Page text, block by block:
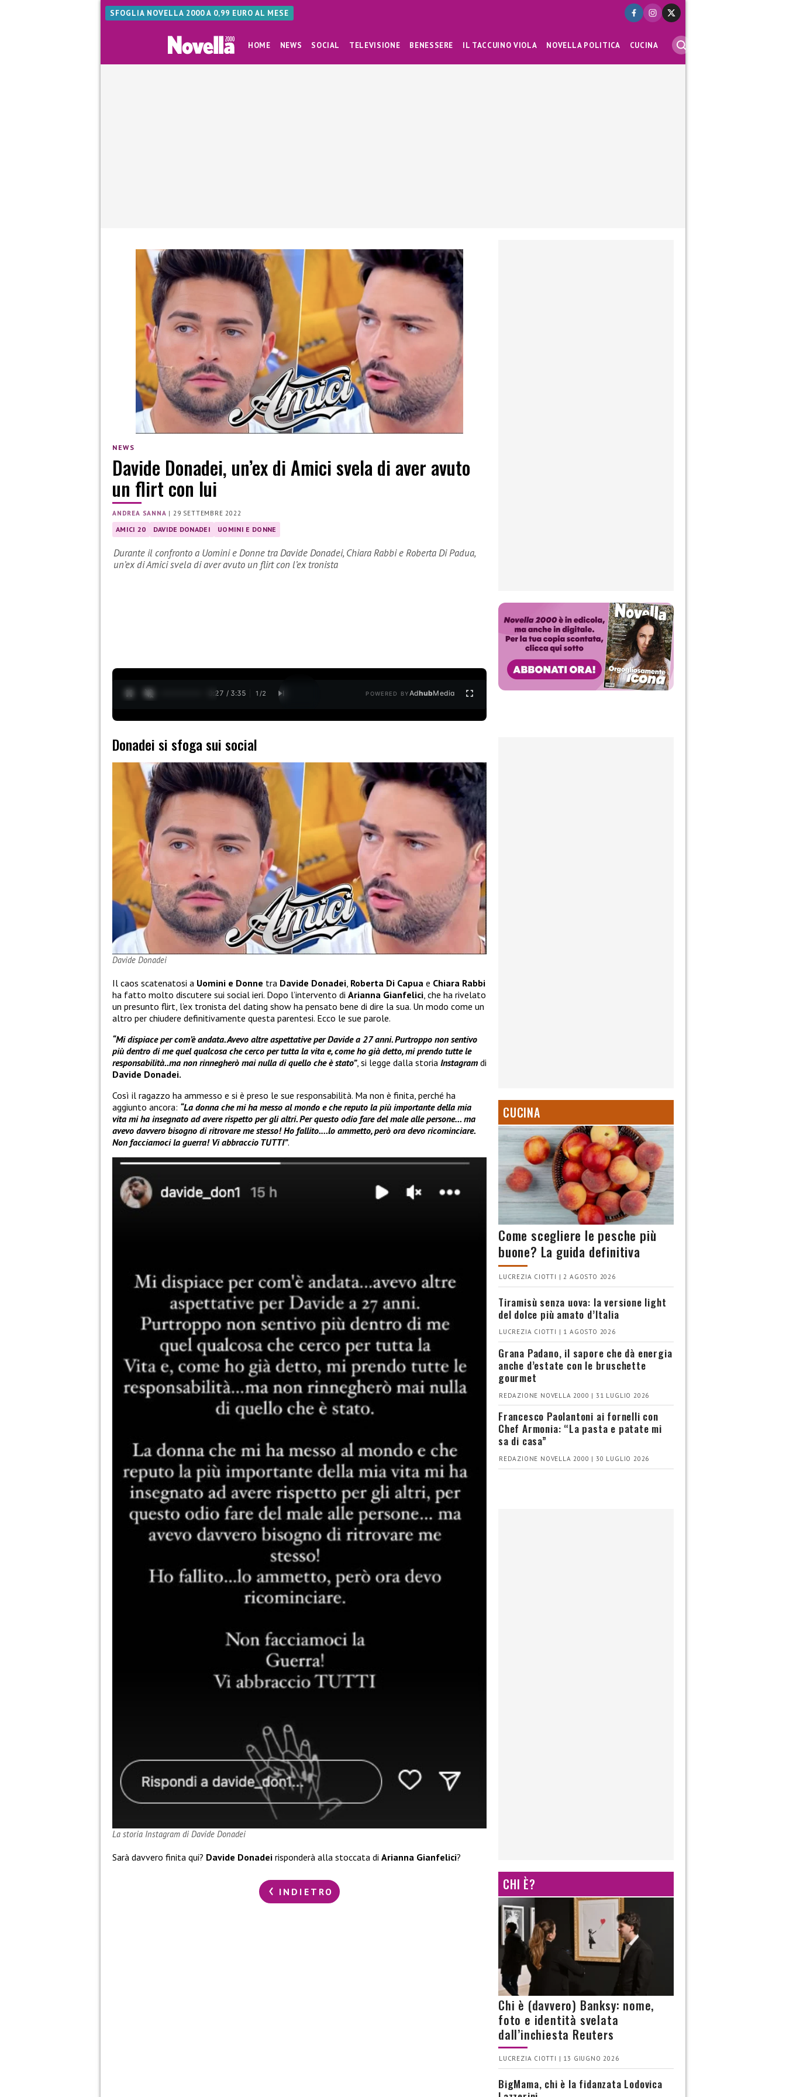
SFOGLIA NOVELLA 2000 A 0,99 EURO AL MESE
HOME NEWS SOCIAL TELEVISIONE BENESSERE IL TACCUINO VIOLA NOVELLA POLITICA CUCINA
NEWS
Davide Donadei, un’ex di Amici svela di aver avuto
un flirt con lui
ANDREA SANNA |29 SETTEMBRE 2022
AMICI 20 DAVIDE DONADEI UOMINI E DONNE
Durante il confronto a Uomini e Donne tra Davide Donadei, Chiara Rabbi e Roberta Di Padua,
un’ex di Amici svela di aver avuto un flirt con l’ex tronista
0:28 / 3:35 1 /2 POWERED BYAdhubMedia
Donadei si sfoga sui social
Davide Donadei
Il caos scatenatosi a Uomini e Donne tra Davide Donadei, Roberta Di Capua e Chiara Rabbi
ha fatto molto discutere sui social ieri. Dopo l’intervento di Arianna Gianfelici, che ha rivelato
un presunto flirt, l’ex tronista del dating show ha pensato bene di dire la sua. Un modo come un
altro per chiudere definitivamente questa parentesi. Ecco le sue parole.
“Mi dispiace per com’è andata. Avevo altre aspettative per Davide a 27 anni. Purtroppo non sentivo
più dentro di me quel qualcosa che cerco per tutta la vita e, come ho già detto, mi prendo tutte le
responsabilità..ma non rinnegherò mai nulla di quello che è stato”, si legge dalla storia Instagram di
Davide Donadei.
Così il ragazzo ha ammesso e si è preso le sue responsabilità. Ma non è finita, perché ha
aggiunto ancora: “La donna che mi ha messo al mondo e che reputo la più importante della mia
vita mi ha insegnato ad avere rispetto per gli altri. Per questo odio fare del male alle persone… ma
avevo davvero bisogno di ritrovare me stesso! Ho fallito.…lo ammetto, però ora devo ricominciare.
Non facciamoci la guerra! Vi abbraccio TUTTI”.
La storia Instagram di Davide Donadei
Sarà davvero finita qui? Davide Donadei risponderà alla stoccata di Arianna Gianfelici?
INDIETRO
CUCINA
Come scegliere le pesche più
buone? La guida definitiva
LUCREZIA CIOTTI | 2 AGOSTO 2026
Tiramisù senza uova: la versione light
del dolce più amato d’Italia
LUCREZIA CIOTTI | 1 AGOSTO 2026
Grana Padano, il sapore che dà energia
anche d’estate con le bruschette
gourmet
REDAZIONE NOVELLA 2000 | 31 LUGLIO 2026
Francesco Paolantoni ai fornelli con
Chef Armonia: “La pasta e patate mi
sa di casa”
REDAZIONE NOVELLA 2000 | 30 LUGLIO 2026
CHI È?
Chi è (davvero) Banksy: nome,
foto e identità svelata
dall’inchiesta Reuters
LUCREZIA CIOTTI | 13 GIUGNO 2026
BigMama, chi è la fidanzata Lodovica